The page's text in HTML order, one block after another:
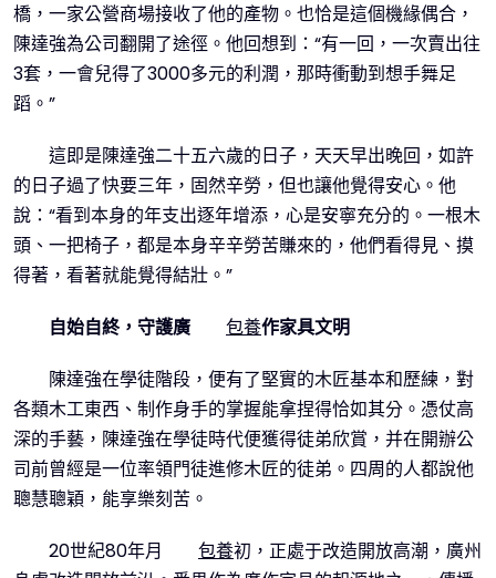
橋，一家公營商場接收了他的產物。也恰是這個機緣偶合，
陳達強為公司翻開了途徑。他回想到：“有一回，一次賣出往
3套，一會兒得了3000多元的利潤，那時衝動到想手舞足
蹈。”
這即是陳達強二十五六歲的日子，天天早出晚回，如許
的日子過了快要三年，固然辛勞，但也讓他覺得安心。他
說：“看到本身的年支出逐年增添，心是安寧充分的。一根木
頭、一把椅子，都是本身辛辛勞苦賺來的，他們看得見、摸
得著，看著就能覺得結壯。”
自始自終，守護廣 包養作家具文明
陳達強在學徒階段，便有了堅實的木匠基本和歷練，對
各類木工東西、制作身手的掌握能拿捏得恰如其分。憑仗高
深的手藝，陳達強在學徒時代便獲得徒弟欣賞，并在開辦公
司前曾經是一位率領門徒進修木匠的徒弟。四周的人都說他
聰慧聰穎，能享樂刻苦。
20世紀80年月 包養初，正處于改造開放高潮，廣州